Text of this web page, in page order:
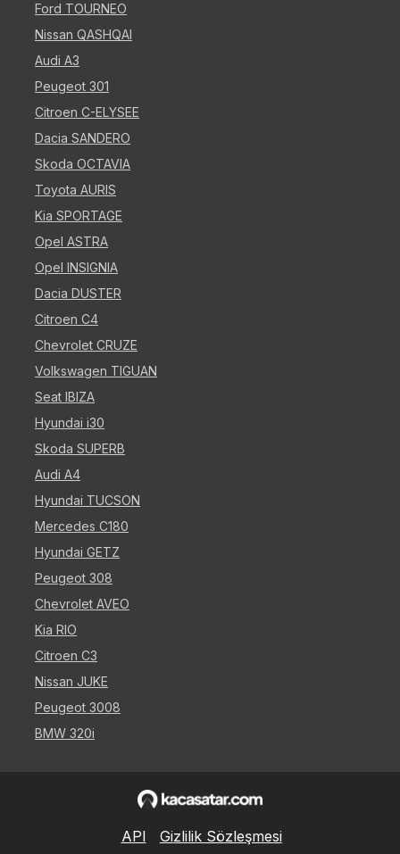
Ford TOURNEO
Nissan QASHQAI
Audi A3
Peugeot 301
Citroen C-ELYSEE
Dacia SANDERO
Skoda OCTAVIA
Toyota AURIS
Kia SPORTAGE
Opel ASTRA
Opel INSIGNIA
Dacia DUSTER
Citroen C4
Chevrolet CRUZE
Volkswagen TIGUAN
Seat IBIZA
Hyundai i30
Skoda SUPERB
Audi A4
Hyundai TUCSON
Mercedes C180
Hyundai GETZ
Peugeot 308
Chevrolet AVEO
Kia RIO
Citroen C3
Nissan JUKE
Peugeot 3008
BMW 320i
API Gizlilik Sözleşmesi